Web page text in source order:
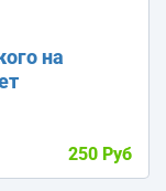
на
250 Руб